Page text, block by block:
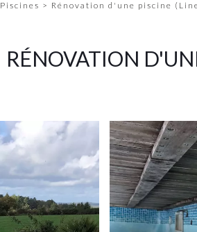
Piscines > Rénovation d'une piscine
RÉNOVATION